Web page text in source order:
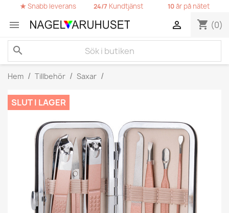
★Snabb leverans 24/7 Kundtjänst 10år på nätet
 shopping_cart (0)

search
Hem Tillbehör Saxar
SLUT I LAGER